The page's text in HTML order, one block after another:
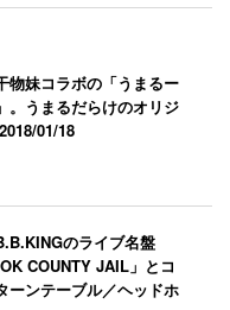
物妹コラボの「うまるー
。うまるだらけのオリジ
2018/01/18
のライブ名盤
COUNTY JAIL」とコ
ーンテーブル／ヘッドホ